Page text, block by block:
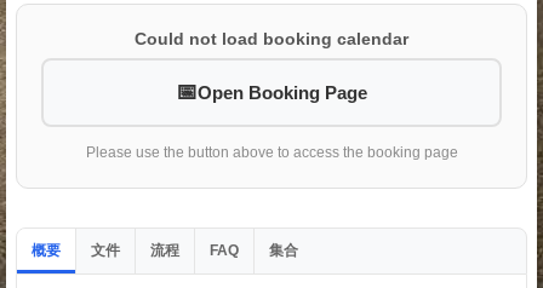
Could not load booking calendar
Open Booking Page
Please use the button above to access the booking page
概要 文件 流程 FAQ 集合